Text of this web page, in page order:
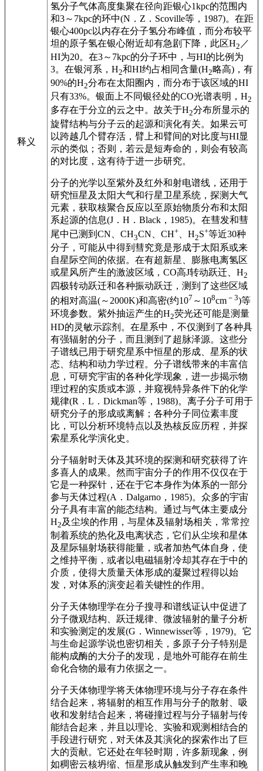
释义
氢分子气体高度集聚在径向距银心1kpc的范围内
和3～7kpc的环中(N．Z．Scoville等，1987)。在距
银心400pc以内存在分子氢分布峰值，而分布较平
坦的原子氢在银心附近却有急剧下降，此区H2 ／
HI为20。在3～7kpc的分子环中，与HI的比例为
3。在银河系，H2和HI约占相同含量(H2略高)，有
90%的H2分布在太阳圈内，而分布于该区域的HI
只有33%。银面上不同银径处的CO光谱表明，H2
多存在于分立的云之中。故关于H2分布所显示的
旋臂结构与分子云的起源和演化有关。如果云可
以跨越几个臂存活，臂上和臂间的对比度与HI显
示的类似；否则，若云是短寿命的，则会有较高
的对比度，这有待于进一步研究。
分子的光学以至紫外及红外和射电谱线，还用于
研究恒星及太阳大气和行星卫星系统，探测大气
元素，获取核聚合反应以至原始物质分布和太阳
系起源的信息(J．H．Black，1985)。在彗发和彗
尾中已测到CN、CH3CN、CH+ 、H2S+等近30种
分子，可能从中得到彗究竟是形成于太阳系或来
自星际空间的依据。在有超新星、膨胀电离氢区
或星风所产生的激波区域，CO高J转动跃迁、H2
四极转动跃迁和各种振动跃迁，测到了这些区域
的相对高温(～2000K)和高密(约107 ～108cm －3)等
环境参数。紫外抽运产生的H2荧光还可能是测量
HD的灵敏示踪剂。在星系中，不仅测到了各种具
有强辐射的分子，而且测到了超脉泽源。这些分
子谱线已用于研究星系中恒星的形成、星系的状
态、结构和动力学过程。分子谱线带来的丰富信
息，可研究宇宙的各种化学现象，进一步揭示物
理过程的实质或本源，并窥视特异条件下的化学
规律(R．L．Dickman等，1988)。离子分子可用于
研究分子的形成或离解；各种分子同位素丰度
比，可以分析环境特点以及热核反应历程，并探
索星系化学演化史。
分子辐射时天体及其环境的探测和研究获得了许
多喜人的成果。然而宇宙分子的作用不仅仅在于
它是一种探针，还在于它本身作为体系的一部分
参与天体过程(A．Dalgarno，1985)。众多的宇宙
分子具有丰富的能态结构。通过与气体主要成分
H2 及尘埃的作用，与星体及辐射场相关，常常控
制着系统的热化及电离状态，它们从尘埃和星体
及星际辐射场获得能量，或者加热气体自身，使
之维持平衡，或者以电磁辐射冷却其存在于中的
介质，使得大质量天体形成的凝聚过程得以始
发，对体系的演变起着关键性的作用。
分子天体物理学在分子搜寻和谱线证认中促进了
分子微观结构、跃迁规律、微波辐射的量子分析
和实验测定的发展(G．Winnewisser等，1979)。它
与生命起源学说也密切相关，多原子分子特别是
能构成酶的大分子的发现，是地外可能存在前生
命化合物的最有力依据之一。
分子天体物理学将天体物理环境与分子存在条件
结合起来，将辐射的相互作用与分子的散射、吸
收和发射结合起来，将碰撞过程与分子辐射与传
能结合起来，并且以理论、实验和观测相结合的
手段进行研究，对天体及其演化的探索作出了巨
大的贡献。它还处在年轻时期，许多新现象，例
如稠密云核坍缩、恒星形成从触发到产生率和晚